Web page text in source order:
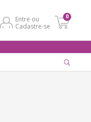
Entre ou
Cadastre-se
0